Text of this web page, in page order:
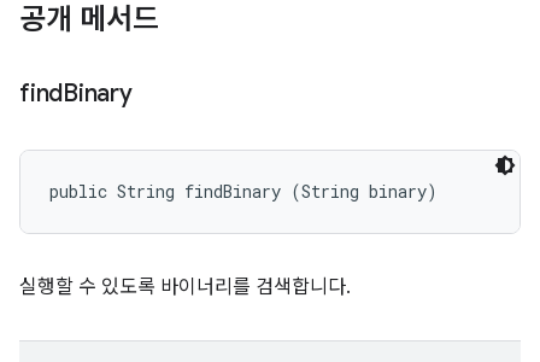
공개 메서드
findBinary
public String findBinary (String binary)
실행할 수 있도록 바이너리를 검색합니다.